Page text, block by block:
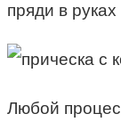
пряди в
Любой